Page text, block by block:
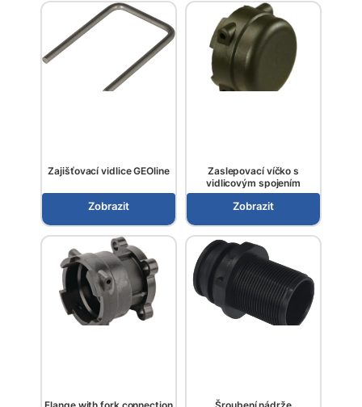
Zajišťovací vidlice GEOline
Zobrazit
Zaslepovací víčko s
vidlicovým spojením
Zobrazit